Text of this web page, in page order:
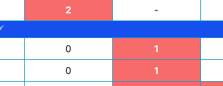
2 -
0 1
0 1